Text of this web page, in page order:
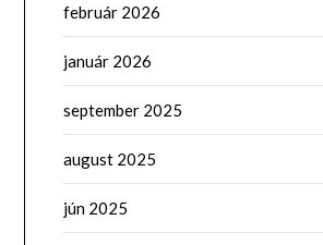
február 2026
január 2026
september 2025
august 2025
jún 2025